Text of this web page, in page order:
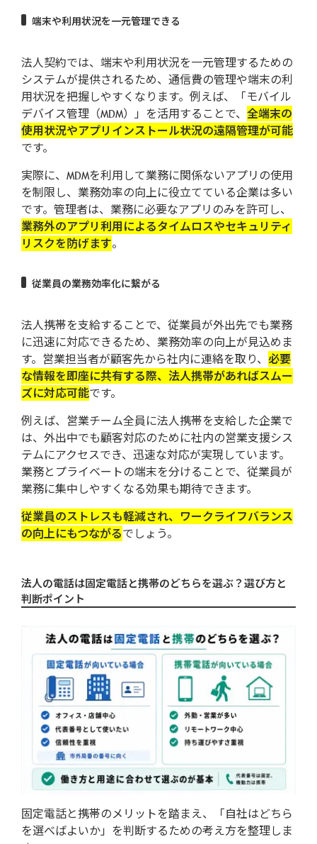
端末や利用状況を一元管理できる
法人契約では、端末や利用状況を一元管理するための
システムが提供されるため、通信費の管理や端末の利
用状況を把握しやすくなります。例えば、「モバイル
デバイス管理（MDM）」を活用することで、 全端末の
使用状況やアプリインストール状況の遠隔管理が可能
です。
実際に、MDMを利用して業務に関係ないアプリの使用
を制限し、業務効率の向上に役立てている企業は多い
です。管理者は、業務に必要なアプリのみを許可し、
業務外のアプリ利用によるタイムロスやセキュリティ
リスクを防げます。
従業員の業務効率化に繋がる
法人携帯を支給することで、従業員が外出先でも業務
に迅速に対応できるため、業務効率の向上が見込めま
す。営業担当者が顧客先から社内に連絡を取り、 必要
な情報を即座に共有する際、法人携帯があればスムー
ズに対応可能です。
例えば、営業チーム全員に法人携帯を支給した企業で
は、外出中でも顧客対応のために社内の営業支援シス
テムにアクセスでき、迅速な対応が実現しています。
業務とプライベートの端末を分けることで、従業員が
業務に集中しやすくなる効果も期待できます。
従業員のストレスも軽減され、ワークライフバランス
の向上にもつながるでしょう。
法人の電話は固定電話と携帯のどちらを選ぶ？選び方と
判断ポイント
固定電話と携帯のメリットを踏まえ、「自社はどちら
を選べばよいか」を判断するための考え方を整理しま